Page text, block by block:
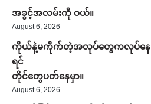
အခွင့်အလမ်းကို ဝယ်။
August 6, 2026
ကိုယ်နဲ့မကိုက်တဲ့အလုပ်တွေကလုပ်နေ
ရင်
တိုင်တွေပတ်နေမှာ။
August 6, 2026